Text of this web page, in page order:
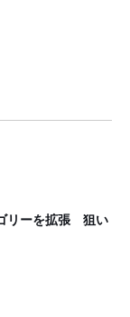
リーを拡張 狙い